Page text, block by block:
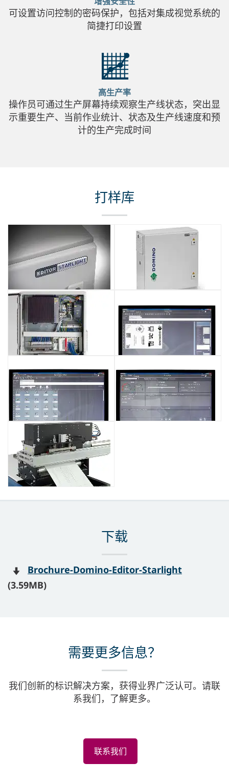
可设置访问控制的密码保护，包括对集成视觉系统的
简捷打印设置
高生产率
操作员可通过生产屏幕持续观察生产线状态，突出显
示重要生产、当前作业统计、状态及生产线速度和预
计的生产完成时间
打样库
下载
Brochure-Domino-Editor-Starlight
(3.59MB)
需要更多信息？
我们创新的标识解决方案，获得业界广泛认可。请联
系我们，了解更多。
联系我们